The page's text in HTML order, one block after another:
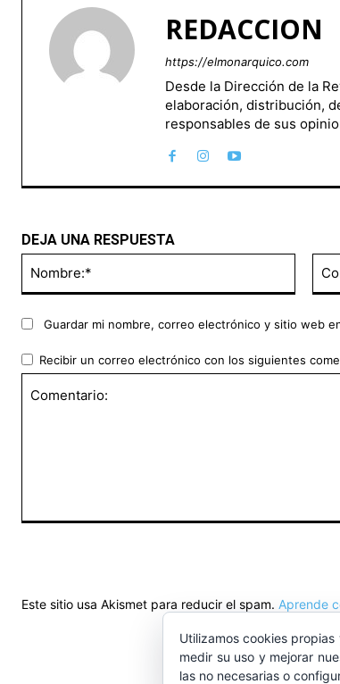
REDACCION
https://elmonarquico.com
Desde la Dirección de la
elaboración, distribución,
responsables de sus
DEJA UNA RESPUESTA
Guardar mi nombre, correo electrónico y sitio web
Recibir un correo electrónico con los siguientes
Este sitio usa Akismet para reducir el spam. Aprende
Utilizamos cookies
medir su uso y mejorar
las no necesarias o